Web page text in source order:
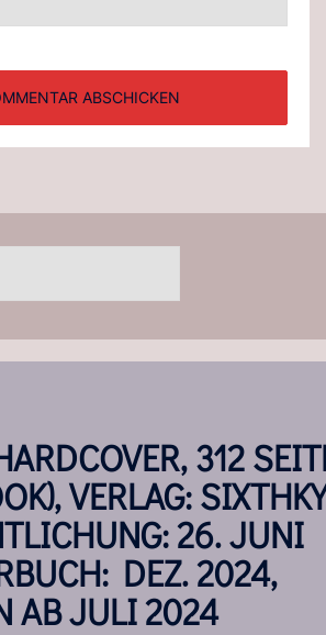
312
VERLAG:
26. JUNI
DEZ. 2024,
AB JULI 2024